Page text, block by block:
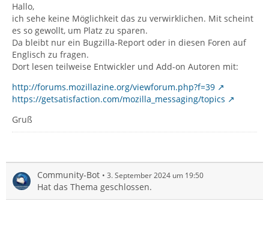
Hallo,
ich sehe keine Möglichkeit das zu verwirklichen. Mit scheint
es so gewollt, um Platz zu sparen.
Da bleibt nur ein Bugzilla-Report oder in diesen Foren auf
Englisch zu fragen.
Dort lesen teilweise Entwickler und Add-on Autoren mit:
http://forums.mozillazine.org/viewforum.php?f=39
https://getsatisfaction.com/mozilla_messaging/topics
Gruß
Community-Bot 3. September 2024 um 19:50
Hat das Thema geschlossen.